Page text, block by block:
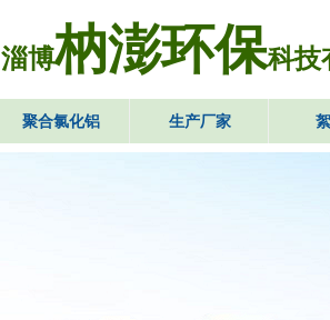
聚合氯化铝 生产厂家
淄博枘澎环保科技